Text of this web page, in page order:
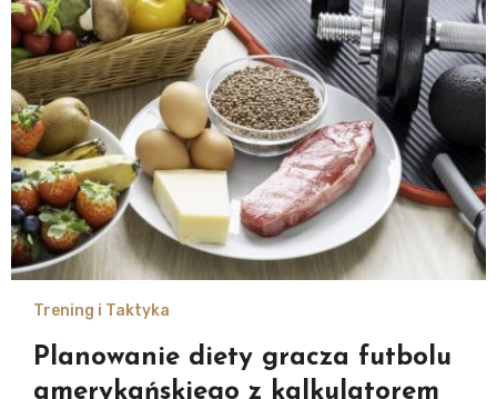
Trening i Taktyka
Planowanie diety gracza futbolu
amerykańskiego z kalkulatorem